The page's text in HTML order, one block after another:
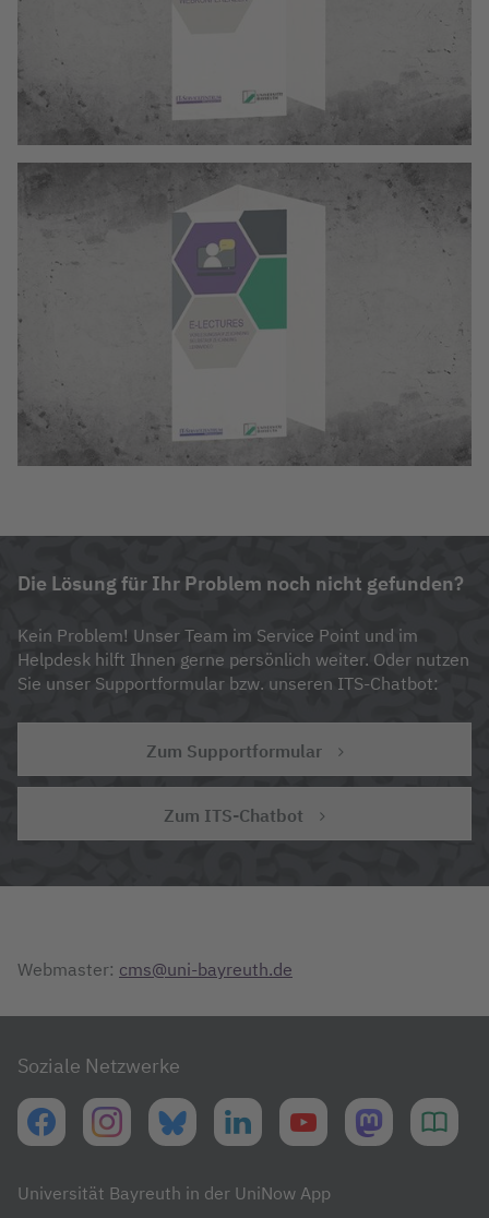
Die Lösung für Ihr Problem noch nicht gefunden?
Kein Problem! Unser Team im Service Point und im
Helpdesk hilft Ihnen gerne persönlich weiter. Oder nutzen
Sie unser Supportformular bzw. unseren ITS-Chatbot:
Zum Supportformular
Zum ITS-Chatbot
Webmaster: cms@uni-bayreuth.de
Soziale Netzwerke
Universität Bayreuth in der UniNow App